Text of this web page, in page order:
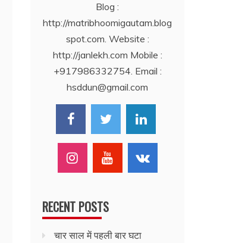
Blog :
http://matribhoomigautam.blog
spot.com. Website :
http://janlekh.com Mobile :
+917986332754. Email :
hsddun@gmail.com
RECENT POSTS
चार साल में पहली बार घटा